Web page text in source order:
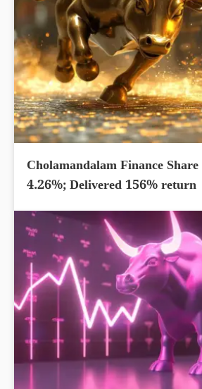
Cholamandalam Finance
4.26%; Delivered 156% return